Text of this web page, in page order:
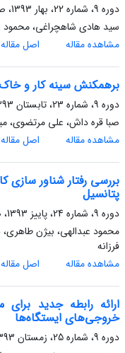
دوره 9، شماره 22، بهار 1393، صفحه
سید هادی شاهچراغی، محمود
مشاهده مقاله
اصل مقاله
برهمکنش سینه کار و
دوره 9، شماره 23، تابستان 1393، صفحه
صبا قره داش، علی مرتضوی،
مشاهده مقاله
اصل مقاله
بررسی رفتار شناور سازی
پتانسیل
دوره 9، شماره 24، پاییز 1393، صفحه
محمود عبدالهی، بیژن طاهری،
فرزانه
مشاهده مقاله
اصل مقاله
ارائه رابطه جدید
خروجی‌های ایستگاه‌ها
دوره 9، شماره 25، زمستان 1393، صفحه